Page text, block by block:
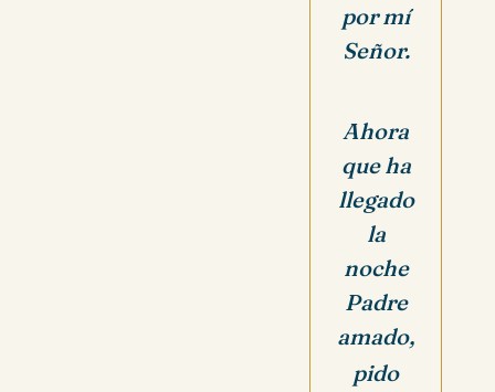
por mí
Señor.
Ahora
que ha
llegado
la
noche
Padre
amado,
pido